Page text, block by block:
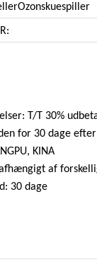
Ozonskuespiller
T/T 30%
for 30 dage
KINA
af